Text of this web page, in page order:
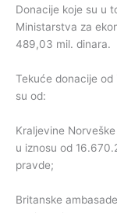
Donacije koje su u
Ministarstva za
489,03 mil. dinara.
Tekuće donacije
su od:
Kraljevine
u iznosu od
pravde;
Britanske